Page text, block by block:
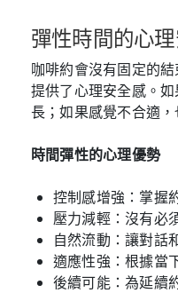
彈性時間的心
咖啡約會沒有固定的
提供了心理安全感。
長；如果感覺不合適
時間彈性的心理優勢
控制感增強：掌握
壓力減輕：沒有必
自然流動：讓對話
適應性強：根據當
後續可能：為延續